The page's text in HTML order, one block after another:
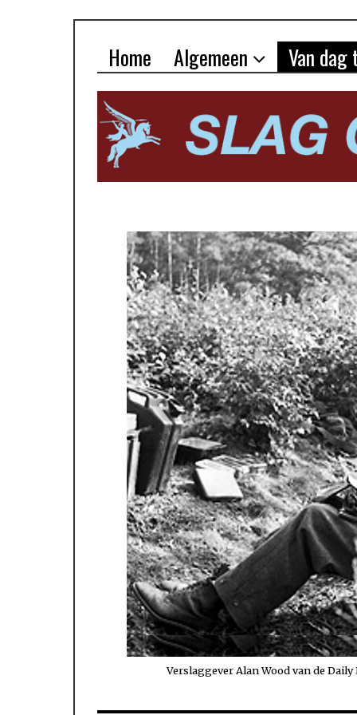
Home Algemeen Van
Verslaggever Alan Wood van de